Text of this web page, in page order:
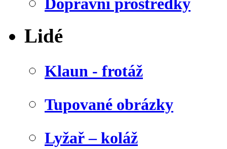
Lidé
Klaun - frotáž
Tupované obrázky
Lyžař – koláž